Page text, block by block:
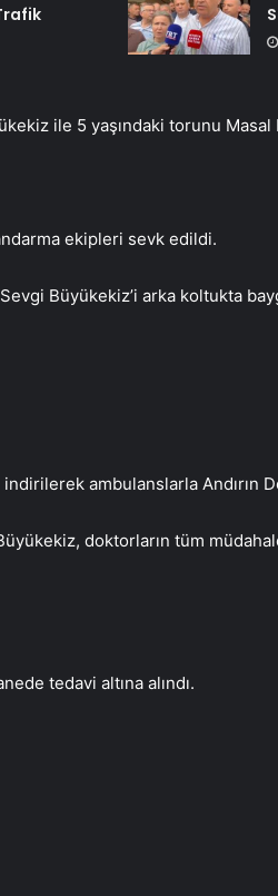
ile 5 yaşındaki torunu Masal
ekipleri sevk edildi.
Büyükekiz’i arka koltukta
indirilerek ambulanslarla Andırın
doktorların tüm
tedavi altına alındı.